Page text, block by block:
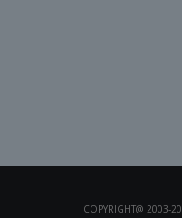
COPYRIGHT@ 2003-